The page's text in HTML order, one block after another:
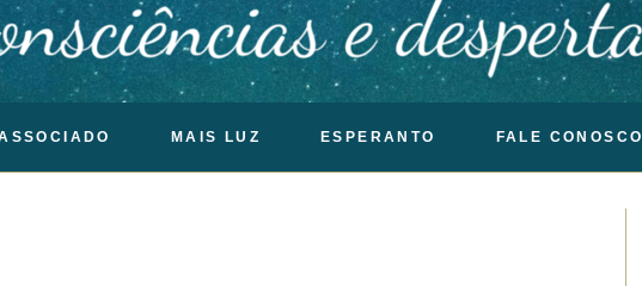
MAIS LUZ ESPERANTO FALE CONOSCO